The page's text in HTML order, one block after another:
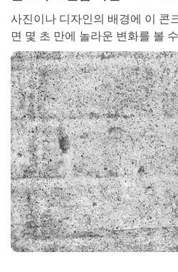
사진이나 디자인의 배경에 이 콘
면 몇 초 만에 놀라운 변화를 볼